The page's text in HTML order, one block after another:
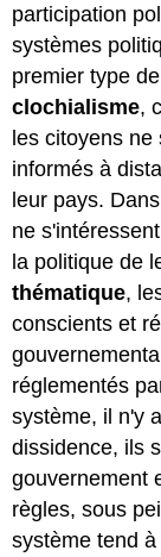
participation
systèmes
premier type
clochialisme,
les citoyens ne
informés à
leur pays.
ne
la politique de
thématique,
conscients et
réglementés
système, il n'y
dissidence, ils
gouvernement
règles, sous
système tend